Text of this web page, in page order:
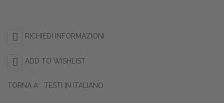
RICHIEDI INFORMAZIONI
ADD TO WISHLIST
TORNA A: TESTI IN ITALIANO